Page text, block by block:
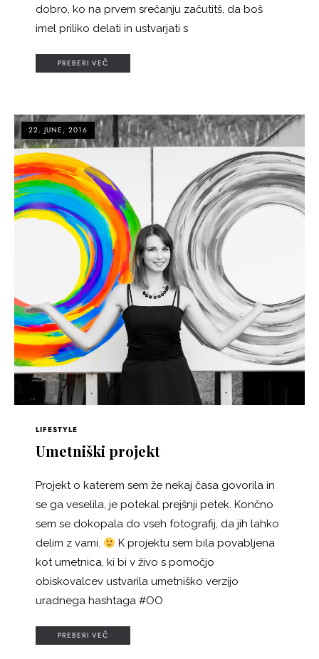
dobro, ko na prvem srečanju začutitš, da boš
imel priliko delati in ustvarjati s
PREBERI VEČ
22. JUNE, 2016
LIFESTYLE
Umetniški projekt
Projekt o katerem sem že nekaj časa govorila in
se ga veselila, je potekal prejšnji petek. Končno
sem se dokopala do vseh fotografij, da jih lahko
delim z vami.
K projektu sem bila povabljena
kot umetnica, ki bi v živo s pomočjo
obiskovalcev ustvarila umetniško verzijo
uradnega hashtaga #OO
PREBERI VEČ